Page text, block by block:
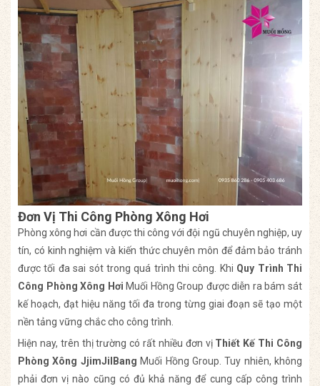
Đơn Vị Thi Công Phòng Xông Hơi
Phòng xông hơi cần được thi công với đội ngũ chuyên nghiệp, uy
tín, có kinh nghiệm và kiến thức chuyên môn để đảm bảo tránh
được tối đa sai sót trong quá trình thi công. Khi Quy Trình Thi
Công Phòng Xông Hơi Muối Hồng Group được diễn ra bám sát
kế hoạch, đạt hiệu năng tối đa trong từng giai đoạn sẽ tạo một
nền tảng vững chắc cho công trình.
Hiện nay, trên thị trường có rất nhiều đơn vị Thiết Kế Thi Công
Phòng Xông JjimJilBang Muối Hồng Group. Tuy nhiên, không
phải đơn vị nào cũng có đủ khả năng để cung cấp công trình